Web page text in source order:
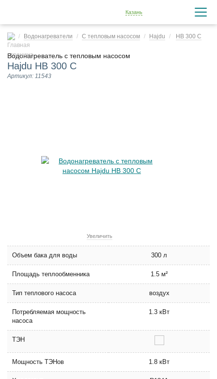
Казань
Водонагреватели С тепловым насосом Hajdu HB 300 C
Водонагреватель с тепловым насосом
Hajdu HB 300 C
Артикул: 11543
Увеличить
Объем бака для воды 300 л
Площадь теплообменника 1.5 м²
Тип теплового насоса воздух
Потребляемая мощность
насоса
1.3 кВт
ТЭН
Мощность ТЭНов 1.8 кВт